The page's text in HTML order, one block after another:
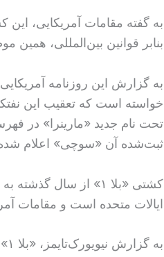
به گفته مقامات آمریکایی،
بنابر قوانین بین‌المللی،
به گزارش این روزنامه
تحت نام جدید «مارینرا» در
ثبت‌شده آن «سوچی» اعلام
کشتی «بلا ۱» از سال
ایالات متحده است و مقامات